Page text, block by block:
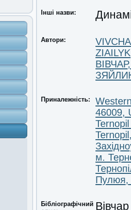
Інші назви:
Автори:
Приналежність:
46009,
м.
Пулюя,
Бібліографічний